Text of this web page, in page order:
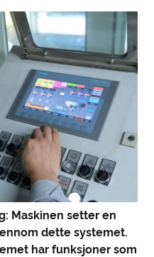
Maskinen setter en
dette systemet.
har funksjoner som